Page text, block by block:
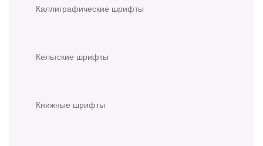
Каллиграфические шрифты
Кельтские шрифты
Книжные шрифты